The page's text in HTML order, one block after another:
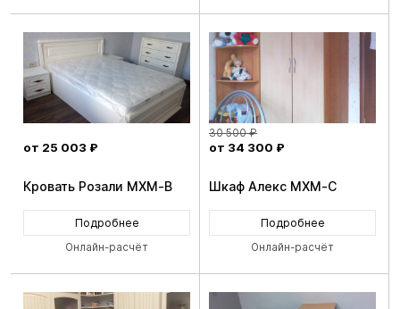
от 25 003 ₽
Кровать Розали MXM-B
Подробнее
Онлайн-расчёт
30 500 ₽
от 34 300 ₽
Шкаф Алекс MXM-C
Подробнее
Онлайн-расчёт